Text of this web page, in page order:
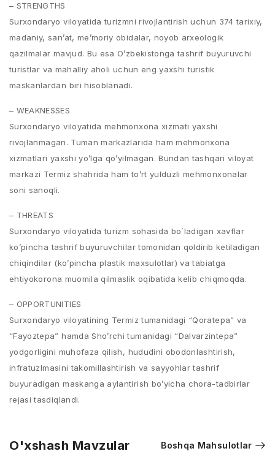
– STRENGTHS
Surxondaryo viloyatida turizmni rivojlantirish uchun 374 tarixiy,
madaniy, san’at, me’moriy obidalar, noyob arxeologik
qazilmalar mavjud. Bu esa O’zbekistonga tashrif buyuruvchi
turistlar va mahalliy aholi uchun eng yaxshi turistik
maskanlardan biri hisoblanadi.
– WEAKNESSES
Surxondaryo viloyatida mehmonxona xizmati yaxshi
rivojlanmagan. Tuman markazlarida ham mehmonxona
xizmatlari yaxshi yo’lga qo’yilmagan. Bundan tashqari viloyat
markazi Termiz shahrida ham to’rt yulduzli mehmonxonalar
soni sanoqli.
– THREATS
Surxondaryo viloyatida turizm sohasida bo`ladigan xavflar
ko’pincha tashrif buyuruvchilar tomonidan qoldirib ketiladigan
chiqindilar (ko’pincha plastik maxsulotlar) va tabiatga
ehtiyokorona muomila qilmaslik oqibatida kelib chiqmoqda.
– OPPORTUNITIES
Surxondaryo viloyatining Termiz tumanidagi “Qoratepa” va
“Fayoztepa” hamda Sho’rchi tumanidagi “Dalvarzintepa”
yodgorligini muhofaza qilish, hududini obodonlashtirish,
infratuzlmasini takomillashtirish va sayyohlar tashrif
buyuradigan maskanga aylantirish bo’yicha chora-tadbirlar
rejasi tasdiqlandi.
O'xshash Mavzular Boshqa Mahsulotlar